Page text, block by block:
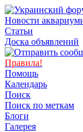
Новости
Статьи
Доска объявлений
Правила!
Помощь
Календарь
Поиск
Поиск по меткам
Блоги
Галерея